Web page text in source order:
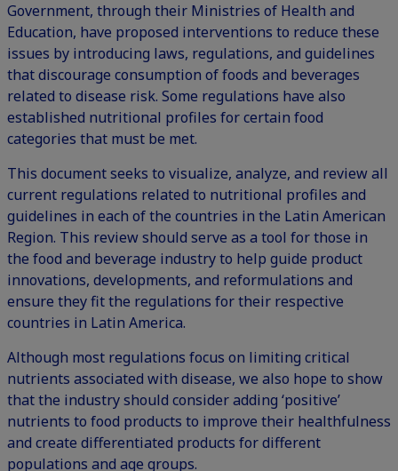
Government, through their Ministries of Health and
Education, have proposed interventions to reduce these
issues by introducing laws, regulations, and guidelines
that discourage consumption of foods and beverages
related to disease risk. Some regulations have also
established nutritional profiles for certain food
categories that must be met.
This document seeks to visualize, analyze, and review all
current regulations related to nutritional profiles and
guidelines in each of the countries in the Latin American
Region. This review should serve as a tool for those in
the food and beverage industry to help guide product
innovations, developments, and reformulations and
ensure they fit the regulations for their respective
countries in Latin America.
Although most regulations focus on limiting critical
nutrients associated with disease, we also hope to show
that the industry should consider adding ‘positive’
nutrients to food products to improve their healthfulness
and create differentiated products for different
populations and age groups.